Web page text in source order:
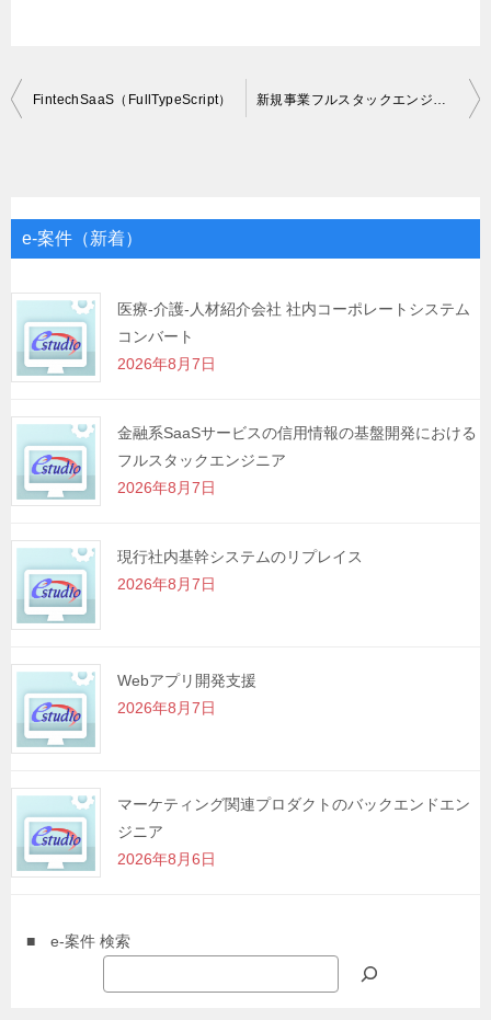
投
ゲ
シ
ョ
ン
FintechSaaS（FullTypeScript） 新規事業フルスタックエンジニア（React/Typescript）
e-案件（新着）
医療-介護-人材紹介会社 社内コーポレートシステム
コンバート
2026年8月7日
金融系SaaSサービスの信用情報の基盤開発における
フルスタックエンジニア
2026年8月7日
現行社内基幹システムのリプレイス
2026年8月7日
Webアプリ開発支援
2026年8月7日
マーケティング関連プロダクトのバックエンドエン
ジニア
2026年8月6日
■ e-案件 検索